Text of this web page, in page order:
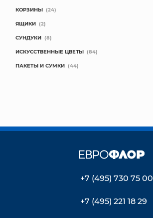
КОРЗИНЫ (24)
ЯЩИКИ (2)
СУНДУКИ (8)
ИСКУССТВЕННЫЕ ЦВЕТЫ (84)
ПАКЕТЫ И СУМКИ (44)
+7 (495) 730 75 00
+7 (495) 221 18 29